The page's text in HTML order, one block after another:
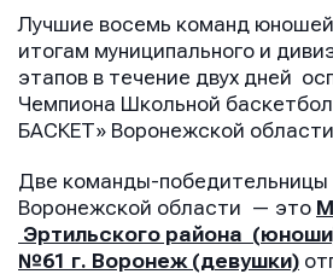
Лучшие восемь команд
итогам муниципального и
этапов в течение двух дней
Чемпиона Школьной
БАСКЕТ» Воронежской
Две команды-победительницы
Воронежской области — это
Эртильского района
№61 г. Воронеж (девушки)